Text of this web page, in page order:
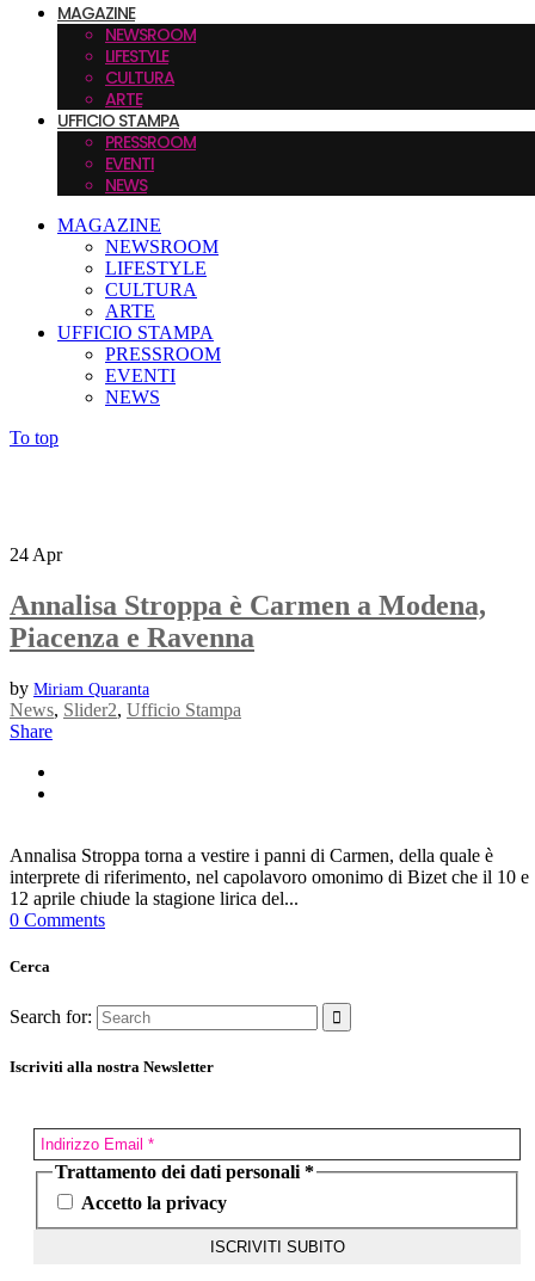
MAGAZINE
NEWSROOM
LIFESTYLE
CULTURA
ARTE
UFFICIO STAMPA
PRESSROOM
EVENTI
NEWS
MAGAZINE
NEWSROOM
LIFESTYLE
CULTURA
ARTE
UFFICIO STAMPA
PRESSROOM
EVENTI
NEWS
To top
24 Apr
Annalisa Stroppa è Carmen a Modena,
Piacenza e Ravenna
by Miriam Quaranta
News, Slider2, Ufficio Stampa
Share
Annalisa Stroppa torna a vestire i panni di Carmen, della quale è
interprete di riferimento, nel capolavoro omonimo di Bizet che il 10 e
12 aprile chiude la stagione lirica del...
0 Comments
Cerca
Search for:
Iscriviti alla nostra Newsletter
Trattamento dei dati personali *
Accetto la privacy